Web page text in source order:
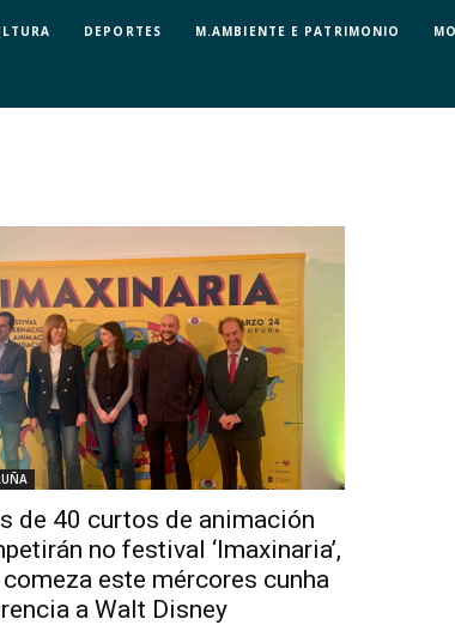
DEPORTES M.AMBIENTE E PATRIMONIO
de 40 curtos de animación
no festival ‘Imaxinaria’,
comeza este mércores cunha
a Walt Disney